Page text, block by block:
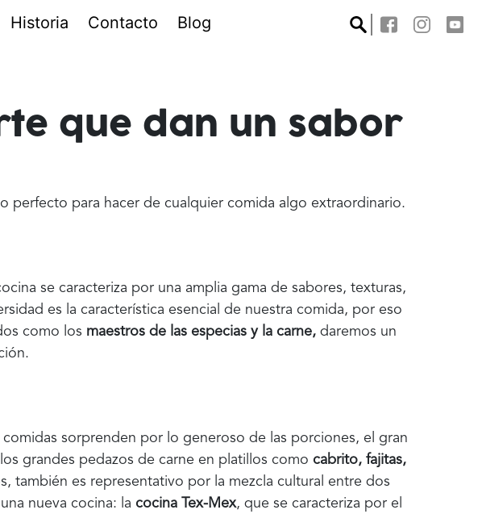
Historia Contacto Blog
que dan un sabor
perfecto para hacer de cualquier comida algo extraordinario.
se caracteriza por una amplia gama de sabores, texturas,
es la característica esencial de nuestra comida, por eso
como los maestros de las especias y la carne, daremos un
comidas sorprenden por lo generoso de las porciones, el gran
grandes pedazos de carne en platillos como cabrito, fajitas,
también es representativo por la mezcla cultural entre dos
nueva cocina: la cocina Tex-Mex, que se caracteriza por el